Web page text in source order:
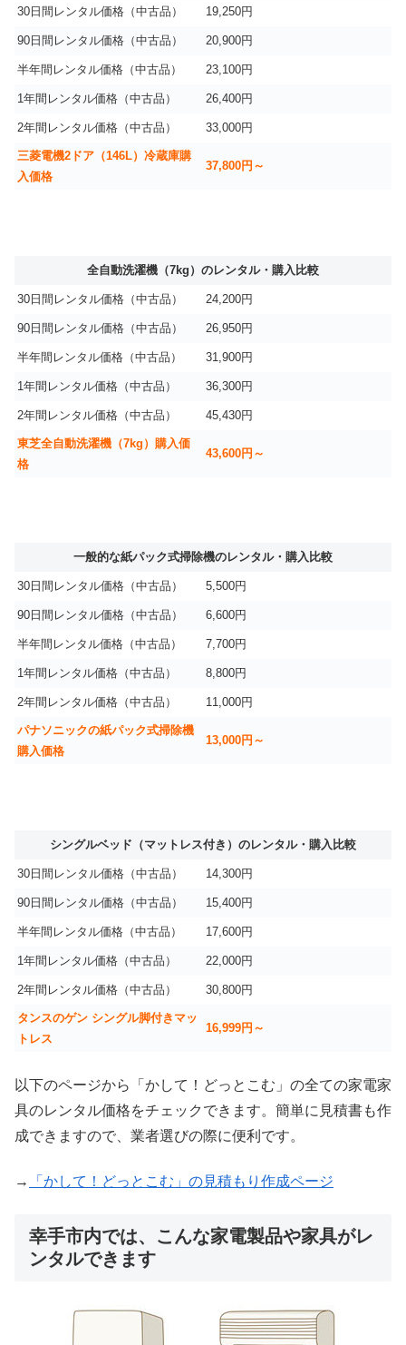
30日間レンタル価格（中古品） 19,250円
90日間レンタル価格（中古品） 20,900円
半年間レンタル価格（中古品） 23,100円
1年間レンタル価格（中古品） 26,400円
2年間レンタル価格（中古品） 33,000円
三菱電機2ドア（146L）冷蔵庫購
入価格
37,800円～
全自動洗濯機（7kg）のレンタル・購入比較
30日間レンタル価格（中古品） 24,200円
90日間レンタル価格（中古品） 26,950円
半年間レンタル価格（中古品） 31,900円
1年間レンタル価格（中古品） 36,300円
2年間レンタル価格（中古品） 45,430円
東芝全自動洗濯機（7kg）購入価
格
43,600円～
一般的な紙パック式掃除機のレンタル・購入比較
30日間レンタル価格（中古品） 5,500円
90日間レンタル価格（中古品） 6,600円
半年間レンタル価格（中古品） 7,700円
1年間レンタル価格（中古品） 8,800円
2年間レンタル価格（中古品） 11,000円
パナソニックの紙パック式掃除機
購入価格
13,000円～
シングルベッド（マットレス付き）のレンタル・購入比較
30日間レンタル価格（中古品） 14,300円
90日間レンタル価格（中古品） 15,400円
半年間レンタル価格（中古品） 17,600円
1年間レンタル価格（中古品） 22,000円
2年間レンタル価格（中古品） 30,800円
タンスのゲン シングル脚付きマッ
トレス
16,999円～
以下のページから「かして！どっとこむ」の全ての家電家
具のレンタル価格をチェックできます。簡単に見積書も作
成できますので、業者選びの際に便利です。
→ 「かして！どっとこむ」の見積もり作成ページ
幸手市内では、こんな家電製品や家具がレ
ンタルできます